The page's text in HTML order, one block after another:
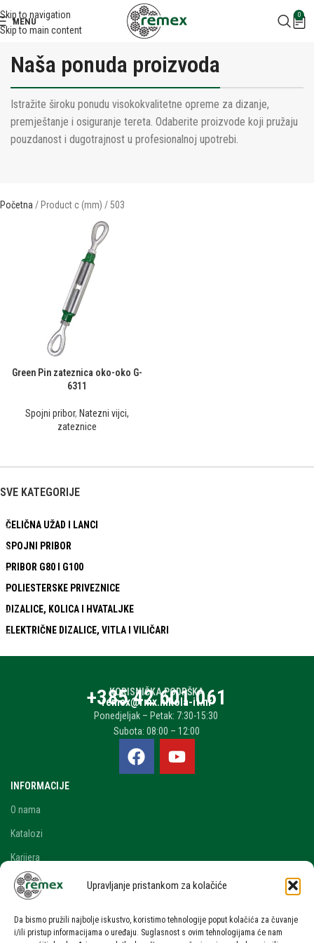
Upravljanje pristankom za kolačiće
Da bismo pružili najbolje iskustvo, koristimo tehnologije poput kolačića za čuvanje
i/ili pristup informacijama o uređaju. Suglasnost s ovim tehnologijama će nam
Skip to navigation
Skip to main content
MENU
0
Naša ponuda proizvoda
Istražite široku ponudu visokokvalitetne opreme za dizanje,
premještanje i osiguranje tereta. Odaberite proizvode koji pružaju
pouzdanost i dugotrajnost u profesionalnoj upotrebi.
Početna Product c (mm) 503
Green Pin zateznica oko-oko G-
6311
Spojni pribor, Natezni vijci,
zateznice
SVE KATEGORIJE
ČELIČNA UŽAD I LANCI
SPOJNI PRIBOR
PRIBOR G80 I G100
POLIESTERSKE PRIVEZNICE
DIZALICE, KOLICA I HVATALJKE
ELEKTRIČNE DIZALICE, VITLA I VILIČARI
KORISNIČKA PODRŠKA
+385 42 601 061
remex@rmx.nikola-it.hr
Ponedjeljak – Petak: 7:30-15:30
Subota: 08:00 – 12:00
INFORMACIJE
O nama
Katalozi
Karijera
Blog i novosti
RAČUN